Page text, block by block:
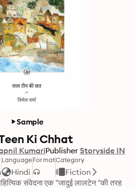
Sample
Ki Chhat
KumariPublisher Storyside IN
Language
Hindi
FormatCategory
Fiction
संवेदना एक “जादुई लालटेन “की तरह